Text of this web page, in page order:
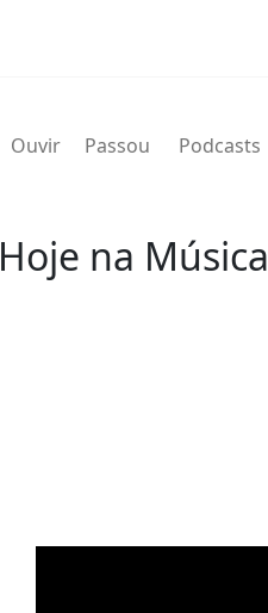
Ouvir Passou Podcasts
Hoje na Música